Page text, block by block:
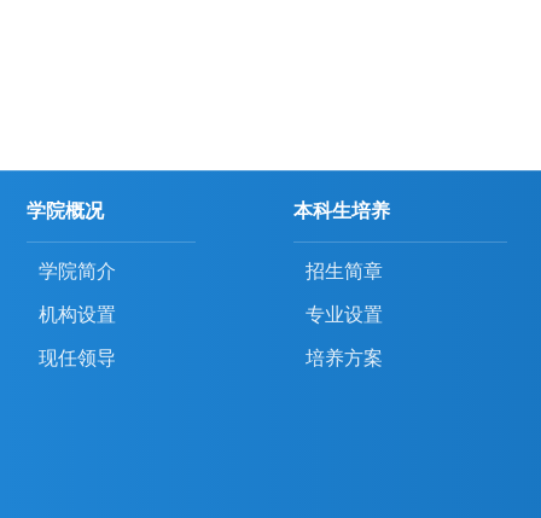
学院概况
学院简介
机构设置
现任领导
本科生培养
招生简章
专业设置
培养方案